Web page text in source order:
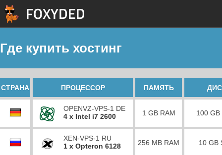
Где купить хостинг
СТРАНА ПРОЦЕССОР ПАМЯТЬ
OPENVZ-VPS-1 DE
4 x Intel i7 2600
1 GB RAM 100 GB
XEN-VPS-1 RU
1 x Opteron 6128
256 MB RAM 10 GB